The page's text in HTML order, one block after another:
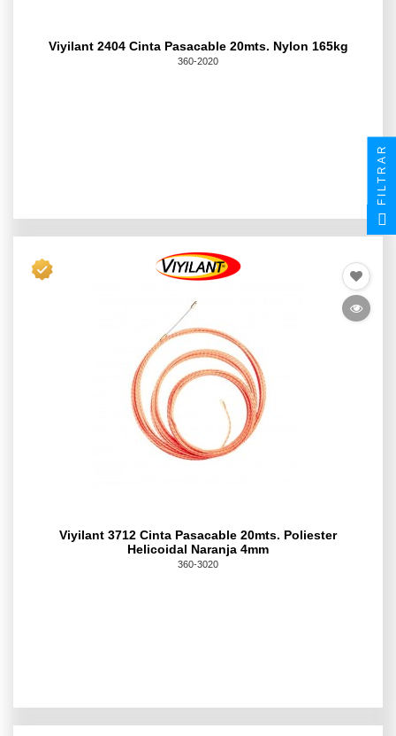
Viyilant 2404 Cinta Pasacable 20mts. Nylon 165kg
360-2020
Viyilant 3712 Cinta Pasacable 20mts. Poliester
Helicoidal Naranja 4mm
360-3020
FILTRAR